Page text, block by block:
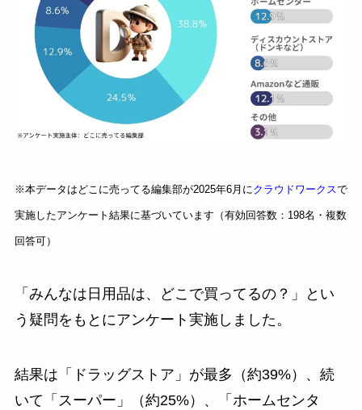
※本データはどこに売ってる編集部が2025年6月にクラウドワークスで
実施したアンケート結果に基づいています（有効回答数：198名・複数
回答可）
「みんなは日用品は、どこで買ってるの？」とい
う疑問をもとにアンケート実施しました。
結果は「ドラッグストア」が最多（約39%）、続
いて「スーパー」（約25%）、「ホームセンタ